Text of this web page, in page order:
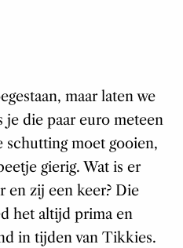
maar laten we
die paar euro meteen
schutting moet gooien,
gierig. Wat is er
en zij een keer? Die
het altijd prima en
in tijden van Tikkies.